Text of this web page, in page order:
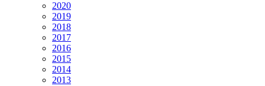
2020
2019
2018
2017
2016
2015
2014
2013